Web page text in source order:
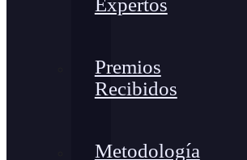
Expertos
Premios
Recibidos
Metodología